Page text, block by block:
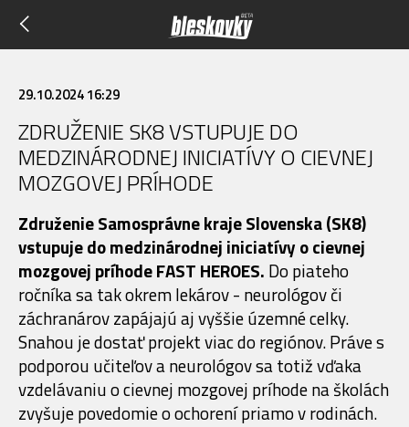
29.10.2024 16:29
ZDRUŽENIE SK8 VSTUPUJE DO
MEDZINÁRODNEJ INICIATÍVY O CIEVNEJ
MOZGOVEJ PRÍHODE
Združenie Samosprávne kraje Slovenska (SK8)
vstupuje do medzinárodnej iniciatívy o cievnej
mozgovej príhode FAST HEROES. Do piateho
ročníka sa tak okrem lekárov - neurológov či
záchranárov zapájajú aj vyššie územné celky.
Snahou je dostať projekt viac do regiónov. Práve s
podporou učiteľov a neurológov sa totiž vďaka
vzdelávaniu o cievnej mozgovej príhode na školách
zvyšuje povedomie o ochorení priamo v rodinách.